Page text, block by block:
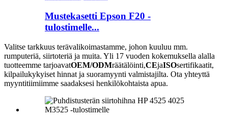
Mustekasetti Epson F20 -
tulostimelle...
Valitse tarkkuus terävalikoimastamme, johon kuuluu mm.
rumputeriä, siirtoteriä ja muita. Yli 17 vuoden kokemuksella alalla
tuotteemme tarjoavatOEM/ODMräätälöinti,CEjaISOsertifikaatit,
kilpailukykyiset hinnat ja suoramyynti valmistajilta. Ota yhteyttä
myyntitiimiimme saadaksesi henkilökohtaista apua.